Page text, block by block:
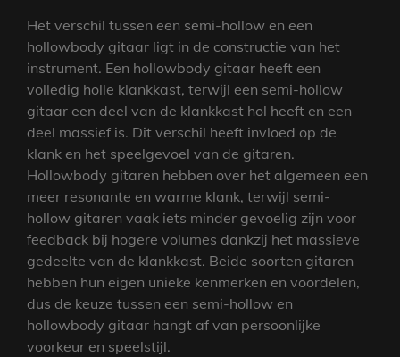
Het verschil tussen een semi-hollow en een
hollowbody gitaar ligt in de constructie van het
instrument. Een hollowbody gitaar heeft een
volledig holle klankkast, terwijl een semi-hollow
gitaar een deel van de klankkast hol heeft en een
deel massief is. Dit verschil heeft invloed op de
klank en het speelgevoel van de gitaren.
Hollowbody gitaren hebben over het algemeen een
meer resonante en warme klank, terwijl semi-
hollow gitaren vaak iets minder gevoelig zijn voor
feedback bij hogere volumes dankzij het massieve
gedeelte van de klankkast. Beide soorten gitaren
hebben hun eigen unieke kenmerken en voordelen,
dus de keuze tussen een semi-hollow en
hollowbody gitaar hangt af van persoonlijke
voorkeur en speelstijl.